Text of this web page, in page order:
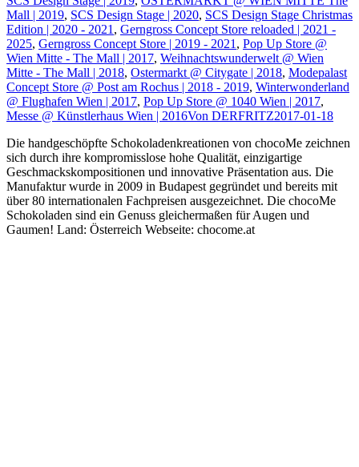
Mall | 2019, SCS Design Stage | 2020, SCS Design Stage Christmas
Edition | 2020 - 2021 , Gerngross Concept Store reloaded | 2021 -
2025, Gerngross Concept Store | 2019 - 2021 , Pop Up Store @
Wien Mitte - The Mall | 2017, Weihnachtswunderwelt @ Wien
Mitte - The Mall | 2018, Ostermarkt @ Citygate | 2018, Modepalast
Concept Store @ Post am Rochus | 2018 - 2019, Winterwonderland
@ Flughafen Wien | 2017, Pop Up Store @ 1040 Wien | 2017,
Messe @ Künstlerhaus Wien | 2016Von DERFRITZ2017-01-18
Die handgeschöpfte Schokoladenkreationen von chocoMe zeichnen
sich durch ihre kompromisslose hohe Qualität, einzigartige
Geschmackskompositionen und innovative Präsentation aus. Die
Manufaktur wurde in 2009 in Budapest gegründet und bereits mit
über 80 internationalen Fachpreisen ausgezeichnet. Die chocoMe
Schokoladen sind ein Genuss gleichermaßen für Augen und
Gaumen! Land: Österreich Webseite: chocome.at